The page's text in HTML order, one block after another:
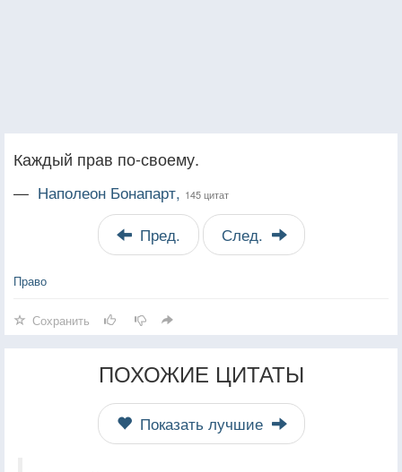
Каждый прав по-своему.
— Наполеон Бонапарт, 145 цитат
Пред. След.
Право
Сохранить
ПОХОЖИЕ ЦИТАТЫ
Показать лучшие